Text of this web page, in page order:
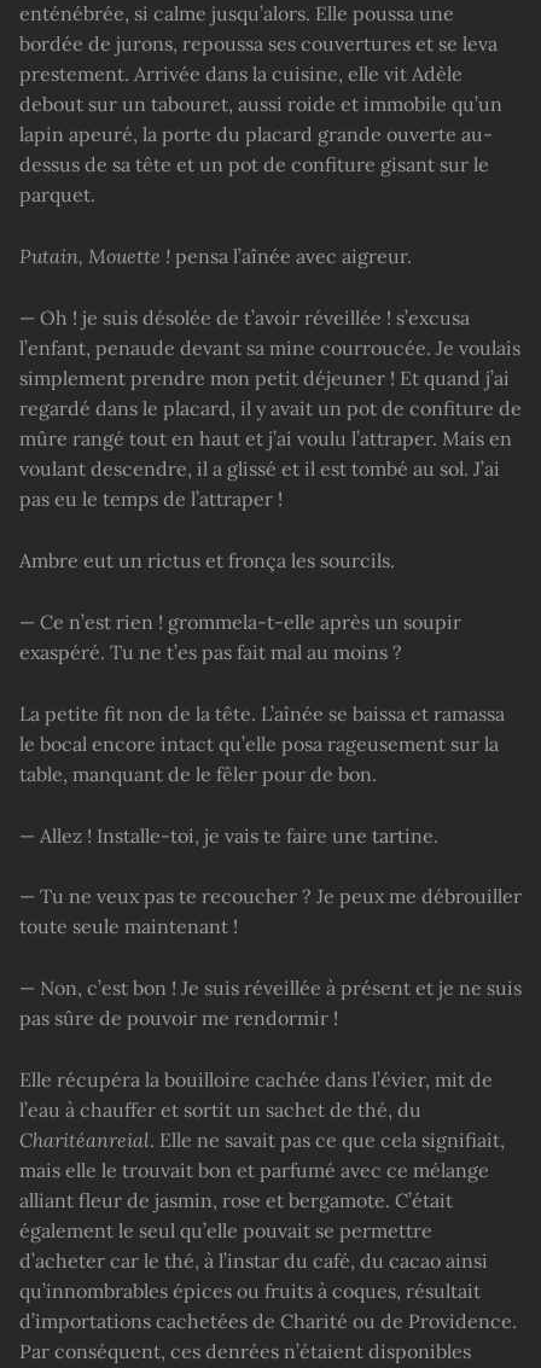
enténébrée, si calme jusqu’alors. Elle poussa une
bordée de jurons, repoussa ses couvertures et se leva
prestement. Arrivée dans la cuisine, elle vit Adèle
debout sur un tabouret, aussi roide et immobile qu’un
lapin apeuré, la porte du placard grande ouverte au-
dessus de sa tête et un pot de confiture gisant sur le
parquet.
Putain, Mouette ! pensa l’aînée avec aigreur.
— Oh ! je suis désolée de t’avoir réveillée ! s’excusa
l’enfant, penaude devant sa mine courroucée. Je voulais
simplement prendre mon petit déjeuner ! Et quand j’ai
regardé dans le placard, il y avait un pot de confiture de
mûre rangé tout en haut et j’ai voulu l’attraper. Mais en
voulant descendre, il a glissé et il est tombé au sol. J’ai
pas eu le temps de l’attraper !
Ambre eut un rictus et fronça les sourcils.
— Ce n’est rien ! grommela-t-elle après un soupir
exaspéré. Tu ne t’es pas fait mal au moins ?
La petite fit non de la tête. L’aînée se baissa et ramassa
le bocal encore intact qu’elle posa rageusement sur la
table, manquant de le fêler pour de bon.
— Allez ! Installe-toi, je vais te faire une tartine.
— Tu ne veux pas te recoucher ? Je peux me débrouiller
toute seule maintenant !
— Non, c’est bon ! Je suis réveillée à présent et je ne suis
pas sûre de pouvoir me rendormir !
Elle récupéra la bouilloire cachée dans l’évier, mit de
l’eau à chauffer et sortit un sachet de thé, du
Charitéanreial. Elle ne savait pas ce que cela signifiait,
mais elle le trouvait bon et parfumé avec ce mélange
alliant fleur de jasmin, rose et bergamote. C’était
également le seul qu’elle pouvait se permettre
d’acheter car le thé, à l’instar du café, du cacao ainsi
qu’innombrables épices ou fruits à coques, résultait
d’importations cachetées de Charité ou de Providence.
Par conséquent, ces denrées n’étaient disponibles